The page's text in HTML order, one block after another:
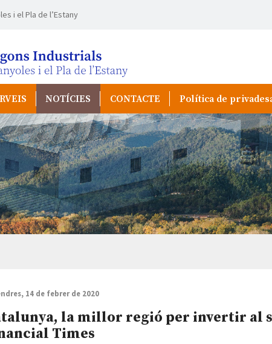
i el Pla de l’Estany
NOTÍCIES CONTACTE Política de
14 de febrer de 2020
la millor regió per invertir al
Times